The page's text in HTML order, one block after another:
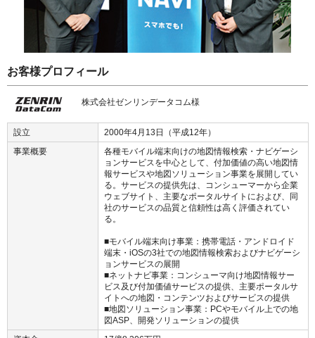
お客様プロフィール
株式会社ゼンリンデータコム様
設立
2000年4月13日（平成12年）
事業概要
各種モバイル端末向けの地図情報検索・ナビゲーシ
ョンサービスを中心として、付加価値の高い地図情
報サービスや地図ソリューション事業を展開してい
る。サービスの提供先は、コンシューマーから企業
ウェブサイト、主要なポータルサイトにおよび、同
社のサービスの品質と信頼性は高く評価されてい
る。
■モバイル端末向け事業：携帯電話・アンドロイド
端末・iOSの3社での地図情報検索およびナビゲーシ
ョンサービスの展開
■ネットナビ事業：コンシューマ向け地図情報サー
ビス及び付加価値サービスの提供、主要ポータルサ
イトへの地図・コンテンツおよびサービスの提供
■地図ソリューション事業：PCやモバイル上での地
図ASP、開発ソリューションの提供